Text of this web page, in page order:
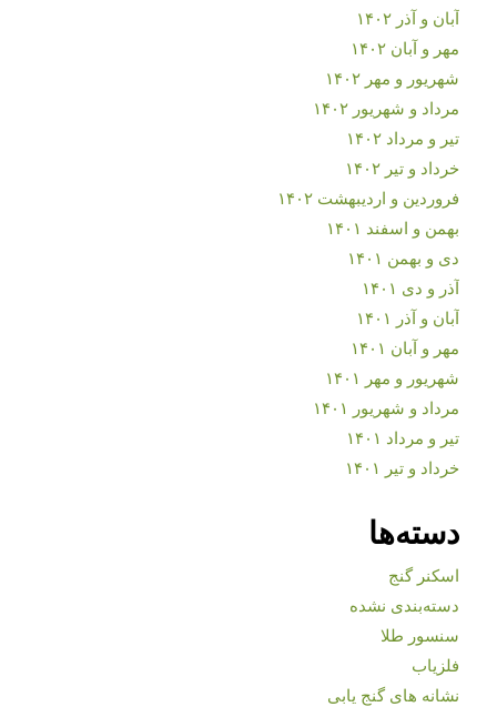
آبان و آذر ۱۴۰۲
مهر و آبان ۱۴۰۲
شهریور و مهر ۱۴۰۲
مرداد و شهریور ۱۴۰۲
تیر و مرداد ۱۴۰۲
خرداد و تیر ۱۴۰۲
فروردین و اردیبهشت ۱۴۰۲
بهمن و اسفند ۱۴۰۱
دی و بهمن ۱۴۰۱
آذر و دی ۱۴۰۱
آبان و آذر ۱۴۰۱
مهر و آبان ۱۴۰۱
شهریور و مهر ۱۴۰۱
مرداد و شهریور ۱۴۰۱
تیر و مرداد ۱۴۰۱
خرداد و تیر ۱۴۰۱
دسته‌ها
اسکنر گنج
دسته‌بندی نشده
سنسور طلا
فلزیاب
نشانه های گنج یابی